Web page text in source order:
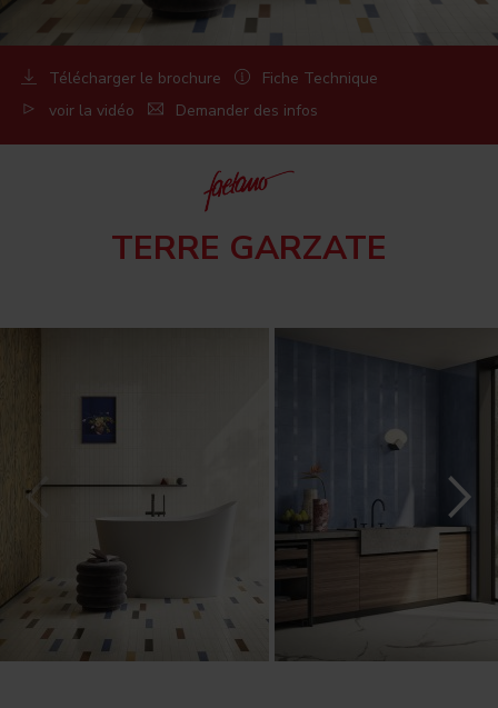
Télécharger le brochure
Fiche Technique
voir la vidéo
Demander des infos
TERRE GARZATE